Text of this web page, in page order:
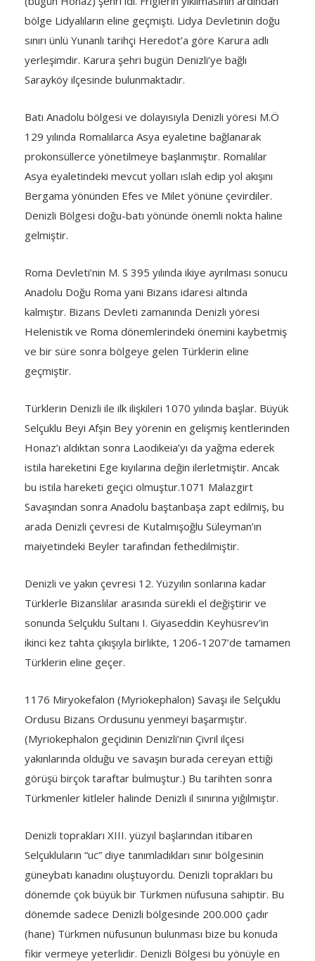
bölge Lidyalıların eline geçmişti. Lidya Devletinin doğu
sınırı ünlü Yunanlı tarihçi Heredot’a göre Karura adlı
yerleşimdir. Karura şehri bugün Denizli’ye bağlı
Sarayköy ilçesinde bulunmaktadır.
Batı Anadolu bölgesi ve dolayısıyla Denizli yöresi M.Ö
129 yılında Romalılarca Asya eyaletine bağlanarak
prokonsüllerce yönetilmeye başlanmıştır. Romalılar
Asya eyaletindeki mevcut yolları ıslah edip yol akışını
Bergama yönünden Efes ve Milet yönüne çevirdiler.
Denizli Bölgesi doğu-batı yönünde önemli nokta haline
gelmiştir.
Roma Devleti’nin M. S 395 yılında ikiye ayrılması sonucu
Anadolu Doğu Roma yani Bizans idaresi altında
kalmıştır. Bizans Devleti zamanında Denizli yöresi
Helenistik ve Roma dönemlerindeki önemini kaybetmiş
ve bir süre sonra bölgeye gelen Türklerin eline
geçmiştir.
Türklerin Denizli ile ilk ilişkileri 1070 yılında başlar. Büyük
Selçuklu Beyi Afşin Bey yörenin en gelişmiş kentlerinden
Honaz’ı aldıktan sonra Laodikeia’yı da yağma ederek
istila hareketini Ege kıyılarına değin ilerletmiştir. Ancak
bu istila hareketi geçici olmuştur.1071 Malazgirt
Savaşından sonra Anadolu baştanbaşa zapt edilmiş, bu
arada Denizli çevresi de Kutalmışoğlu Süleyman’ın
maiyetindeki Beyler tarafından fethedilmiştir.
Denizli ve yakın çevresi 12. Yüzyılın sonlarına kadar
Türklerle Bizanslılar arasında sürekli el değiştirir ve
sonunda Selçuklu Sultanı I. Giyaseddin Keyhüsrev’in
ikinci kez tahta çıkışıyla birlikte, 1206-1207’de tamamen
Türklerin eline geçer.
1176 Miryokefalon (Myriokephalon) Savaşı ile Selçuklu
Ordusu Bizans Ordusunu yenmeyi başarmıştır.
(Myriokephalon geçidinin Denizli’nin Çivril ilçesi
yakınlarında olduğu ve savaşın burada cereyan ettiği
görüşü birçok taraftar bulmuştur.) Bu tarihten sonra
Türkmenler kitleler halinde Denizli il sınırına yığılmıştır.
Denizli toprakları XIII. yüzyıl başlarından itibaren
Selçukluların “uc” diye tanımladıkları sınır bölgesinin
güneybatı kanadını oluştuyordu. Denizli toprakları bu
dönemde çok büyük bir Türkmen nüfusuna sahiptir. Bu
dönemde sadece Denizli bölgesinde 200.000 çadır
(hane) Türkmen nüfusunun bulunması bize bu konuda
fikir vermeye yeterlidir. Denizli Bölgesi bu yönüyle en